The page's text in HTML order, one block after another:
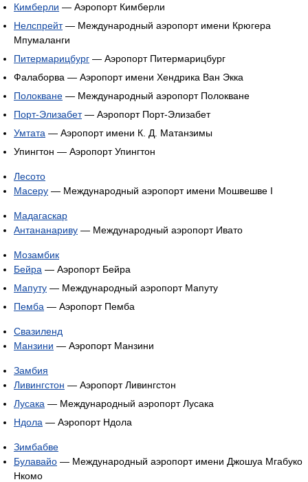
Кимберли — Аэропорт Кимберли
Нелспрейт— Международный аэропорт имени Крюгера
Мпумаланги
Питермарицбург — Аэропорт Питермарицбург
Фалаборва — Аэропорт имени Хендрика Ван Экка
Полокване — Международный аэропорт Полокване
Порт-Элизабет— Аэропорт Порт-Элизабет
Умтата — Аэропорт имени К. Д. Матанзимы
Упингтон — Аэропорт Упингтон
Лесото
Масеру — Международный аэропорт имени Мошвешве I
Мадагаскар
Антананариву — Международный аэропорт Ивато
Мозамбик
Бейра — Аэропорт Бейра
Мапуту — Международный аэропорт Мапуту
Пемба — Аэропорт Пемба
Свазиленд
Манзини — Аэропорт Манзини
Замбия
Ливингстон — Аэропорт Ливингстон
Лусака — Международный аэропорт Лусака
Ндола — Аэропорт Ндола
Зимбабве
Булавайо — Международный аэропорт имени Джошуа Мгабуко
Нкомо